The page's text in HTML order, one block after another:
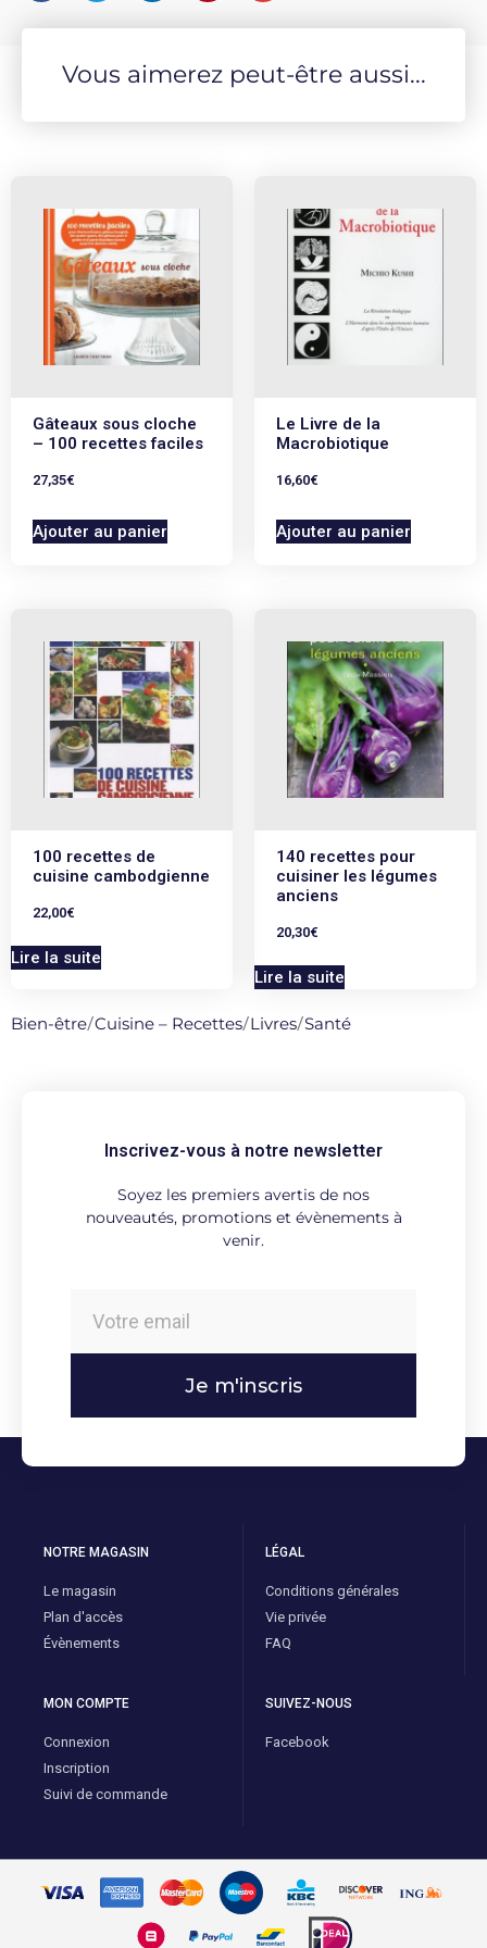
passion.- Marie-Josée Dupuis
Vous aimerez peut-être aussi...
Gâteaux sous cloche
– 100 recettes faciles
27,35€
Ajouter au panier
Le Livre de la
Macrobiotique
16,60€
Ajouter au panier
100 recettes de
cuisine cambodgienne
22,00€
Lire la suite
140 recettes pour
cuisiner les légumes
anciens
20,30€
Lire la suite
Bien-être/Cuisine – Recettes/Livres/Santé
Inscrivez-vous à notre newsletter
Soyez les premiers avertis de nos
nouveautés, promotions et évènements à
venir.
Je m'inscris
NOTRE MAGASIN
Le magasin
Plan d'accès
Évènements
LÉGAL
Conditions générales
Vie privée
FAQ
MON COMPTE
Connexion
Inscription
Suivi de commande
SUIVEZ-NOUS
Facebook